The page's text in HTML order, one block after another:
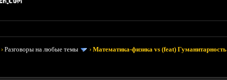
›Разговоры на любые темы ›Математика-физика vs (feat) Гуманитарность